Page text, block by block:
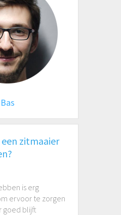
Bas
zitmaaier
is erg
ervoor te zorgen
goed blijft